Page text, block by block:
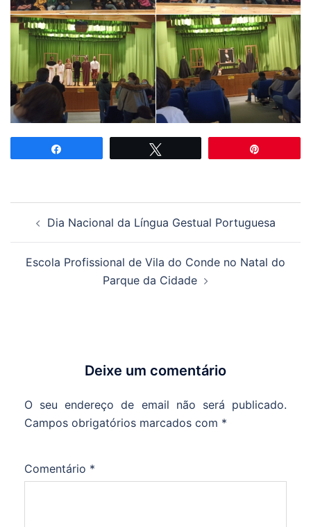
Dia Nacional da Língua Gestual Portuguesa
Escola Profissional de Vila do Conde no Natal do
Parque da Cidade
Deixe um comentário
O seu endereço de email não será publicado.
Campos obrigatórios marcados com *
Comentário *